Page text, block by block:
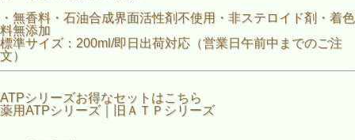
・無香料・石油合成界面活性剤不使用・非ステロイド剤・着色
料無添加
標準サイズ：200ml/即日出荷対応（営業日午前中までのご注
文）
ATPシリーズお得なセットはこちら
薬用ATPシリーズ｜ 旧ＡＴＰシリーズ